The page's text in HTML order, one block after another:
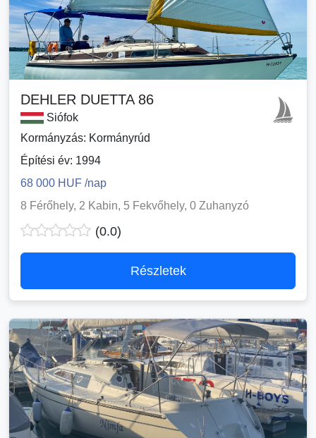
DEHLER DUETTA 86
Siófok
Kormányzás: Kormányrúd
Építési év: 1994
68 000 HUF /nap
8 Férőhely, 2 Kabin, 5 Fekvőhely, 0 Zuhanyzó
(0.0)
Részletek